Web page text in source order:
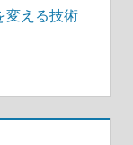
変える技術